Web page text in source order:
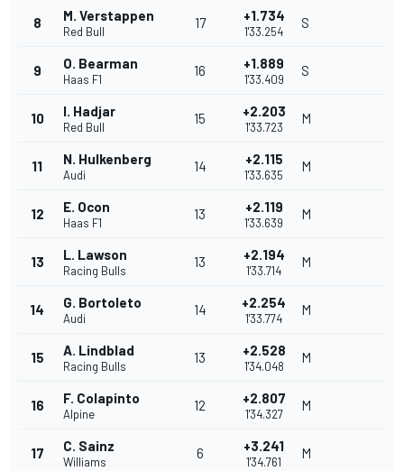
8 M. Verstappen
Red Bull
17 +1.734
1'33.254
S
9 O. Bearman
Haas F1
16 +1.889
1'33.409
S
10 I. Hadjar
Red Bull
15 +2.203
1'33.723
M
11 N. Hulkenberg
Audi
14 +2.115
1'33.635
M
12 E. Ocon
Haas F1
13 +2.119
1'33.639
M
13 L. Lawson
Racing Bulls
13 +2.194
1'33.714
M
14 G. Bortoleto
Audi
14 +2.254
1'33.774
M
15 A. Lindblad
Racing Bulls
13 +2.528
1'34.048
M
16 F. Colapinto
Alpine
12 +2.807
1'34.327
M
17 C. Sainz
Williams
6 +3.241
1'34.761
M